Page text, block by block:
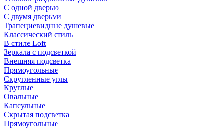
С одной дверью
С двумя дверьми
Трапециевидные душевые
Классический стиль
В стиле Loft
Зеркала с подсветкой
Внешняя подсветка
Прямоугольные
Скругленные углы
Круглые
Овальные
Капсульные
Скрытая подсветка
Прямоугольные